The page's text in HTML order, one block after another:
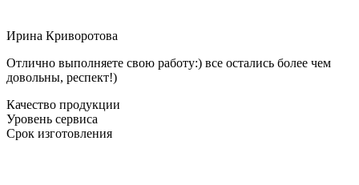
Ирина Криворотова
Отлично выполняете свою работу:) все остались более чем
довольны, респект!)
Качество продукции
Уровень сервиса
Срок изготовления